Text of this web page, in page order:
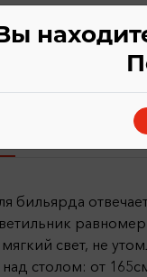
бильярда
свет, не
столом: от